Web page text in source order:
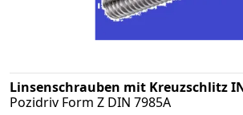
Linsenschrauben mit Kreuzschlitz
Pozidriv Form Z DIN 7985A